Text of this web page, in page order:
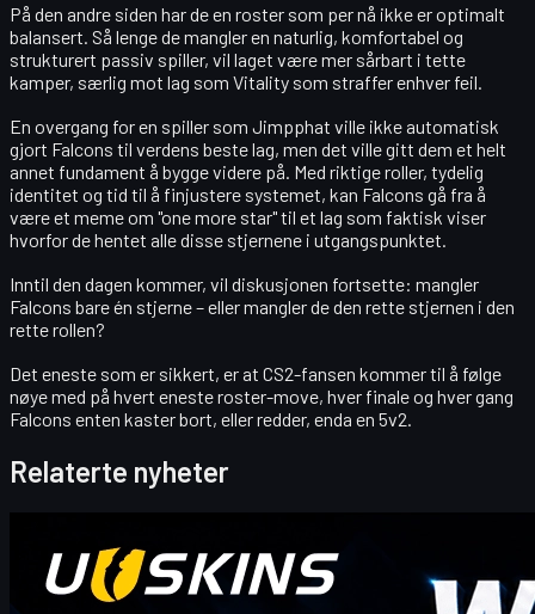
På den andre siden har de en roster som per nå ikke er optimalt
balansert. Så lenge de mangler en naturlig, komfortabel og
strukturert passiv spiller, vil laget være mer sårbart i tette
kamper, særlig mot lag som Vitality som straffer enhver feil.
En overgang for en spiller som Jimpphat ville ikke automatisk
gjort Falcons til verdens beste lag, men det ville gitt dem et helt
annet fundament å bygge videre på. Med riktige roller, tydelig
identitet og tid til å finjustere systemet, kan Falcons gå fra å
være et meme om "one more star" til et lag som faktisk viser
hvorfor de hentet alle disse stjernene i utgangspunktet.
Inntil den dagen kommer, vil diskusjonen fortsette: mangler
Falcons bare én stjerne – eller mangler de den rette stjernen i den
rette rollen?
Det eneste som er sikkert, er at CS2-fansen kommer til å følge
nøye med på hvert eneste roster-move, hver finale og hver gang
Falcons enten kaster bort, eller redder, enda en 5v2.
Relaterte nyheter
Hei CS2-handlere! Velkommen til vår ukentlige
bonusblogg!